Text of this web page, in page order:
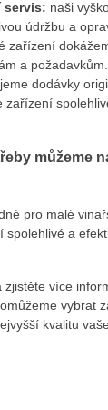
servis: naši
údržbu a
zařízení
a požadavkům.
dodávky
zařízení
můžeme
pro malé
spolehlivé a
zjistěte více
vybrat
kvalitu